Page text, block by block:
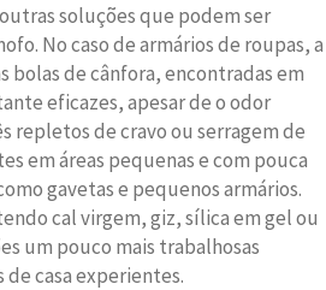
soluções que podem ser
No caso de armários de roupas, a
bolas de cânfora, encontradas em
eficazes, apesar de o odor
repletos de cravo ou serragem de
em áreas pequenas e com pouca
gavetas e pequenos armários.
cal virgem, giz, sílica em gel ou
um pouco mais trabalhosas
casa experientes.